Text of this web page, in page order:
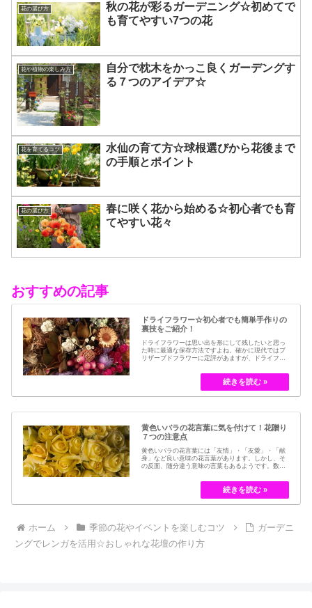
花の選び方
秋の花が彩るガーデニング☆初めてで
も育てやすい7つの花
花や植物の楽しみ方
自分で枕木をかっこ良くガーデングす
る７つのアイデア☆
花を育てるコツ
水仙の育て方☆球根選びから花後まで
の手順とポイント
花の選び方
春に咲く花から始める☆初心者でも育
てやすい花々
おすすめの記事
ドライフラワー☆初心者でも簡単手作りの
裏技をご紹介！
ドライフラワーは思い出を形にして残したいと思っ
た時に最適な保存方法ですよね。確かに現代ではブ
リザーブドフラワーに定評があますが、ドライフラ
とつです。結婚式のブーケなどに使われた花など、
今では押し花のサービスが有名ですが、昔はドライ
フラワーでも保存されてきました。30代以降の…
黄色いバラの花言葉に気を付けて！花贈り
７つの注意点
黄色いバラの花言葉には「友情」・「友愛」・「献
身」など良い意味の花言葉があります。しかし、そ
の反面、随分違う意味の言葉もあるようです。数多
ローズである「ハイブリット・ティー」の中には、
黄色のバラというのは、存在していませんでした。
しかし、フランスの園芸家ジョセフ・ペルネ＝デ…
ホーム 季節の花やイベントを楽しむコツ
ガーデニ
ングでレンガを活用☆おしゃれな花壇の作り方